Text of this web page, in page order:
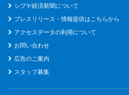
シブヤ経済新聞について
プレスリリース・情報提供はこちらから
アクセスデータの利用について
お問い合わせ
広告のご案内
スタッフ募集